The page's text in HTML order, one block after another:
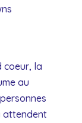
coeur, la
au
attendent